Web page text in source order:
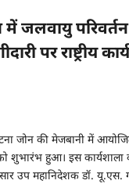
में जलवायु
पर राष्ट्रीय
जोन की मेजबानी में आयोजित
शुभारंभ हुआ। इस कार्यशाला
उप महानिदेशक डॉ. यू.एस.